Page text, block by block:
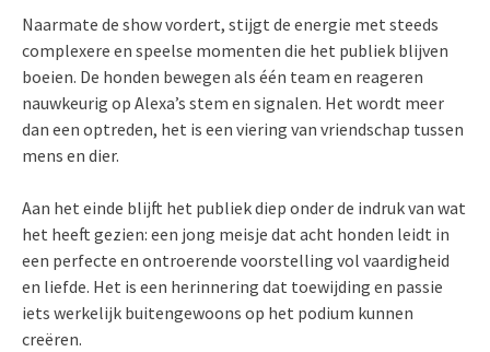
Naarmate de show vordert, stijgt de energie met steeds
complexere en speelse momenten die het publiek blijven
boeien. De honden bewegen als één team en reageren
nauwkeurig op Alexa’s stem en signalen. Het wordt meer
dan een optreden, het is een viering van vriendschap tussen
mens en dier.
Aan het einde blijft het publiek diep onder de indruk van wat
het heeft gezien: een jong meisje dat acht honden leidt in
een perfecte en ontroerende voorstelling vol vaardigheid
en liefde. Het is een herinnering dat toewijding en passie
iets werkelijk buitengewoons op het podium kunnen
creëren.